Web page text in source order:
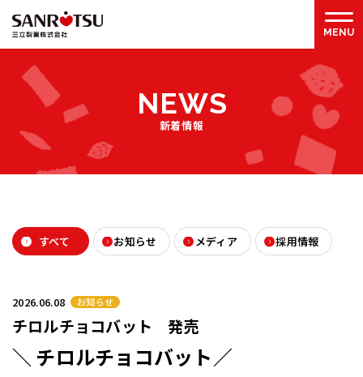
NEWS
新着情報
すべて お知らせ メディア 採用情報
2026.06.08 お知らせ
チロルチョコバット 発売
＼ チロルチョコバット／